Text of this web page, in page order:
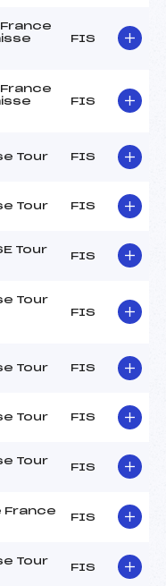
FIS
FIS
Tour FIS
Tour FIS
Tour
FIS
Tour
FIS
Tour FIS
Tour FIS
Tour
FIS
France
FIS
Tour
FIS